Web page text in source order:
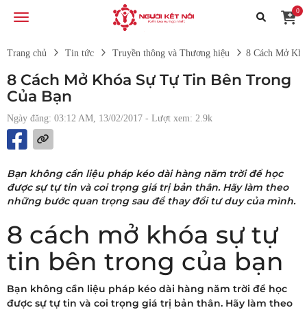
0
Trang chủ Tin tức Truyền thông và Thương hiệu 8 Cách Mở
8 Cách Mở Khóa Sự Tự Tin Bên Trong
Của Bạn
Ngày đăng: 03:12 AM, 13/02/2017 - Lượt xem: 2.9k
Bạn không cần liệu pháp kéo dài hàng năm trời để học
được sự tự tin và coi trọng giá trị bản thân. Hãy làm theo
những bước quan trọng sau để thay đổi tư duy của mình.
8 cách mở khóa sự tự
tin bên trong của bạn
Bạn không cần liệu pháp kéo dài hàng năm trời để học
được sự tự tin và coi trọng giá trị bản thân. Hãy làm theo